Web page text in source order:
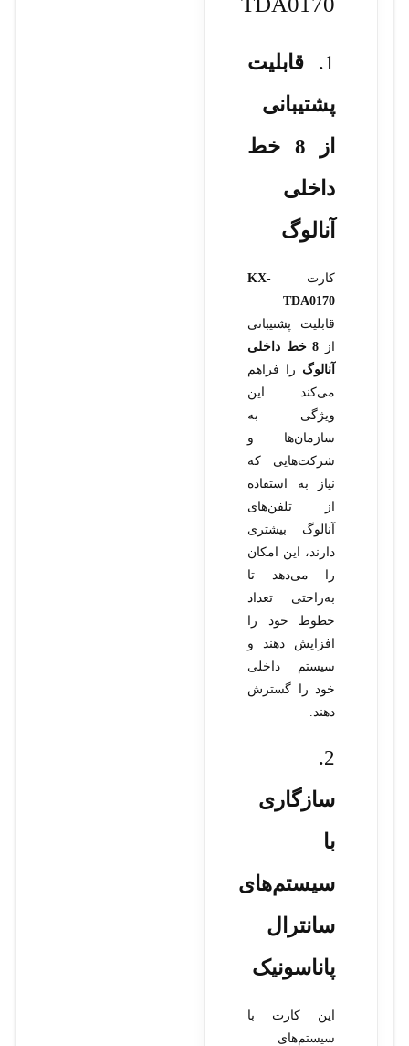
1.
قابلیت
پشتیبانی
از 8 خط
داخلی
آنالوگ
کارت KX-
TDA0170
قابلیت پشتیبانی
از
8 خط داخلی
آنالوگ را فراهم
می‌کند. این
ویژگی به
سازمان‌ها و
شرکت‌هایی که
نیاز به استفاده
از تلفن‌های
آنالوگ بیشتری
دارند، این امکان
را می‌دهد تا
به‌راحتی تعداد
خطوط خود را
افزایش دهند و
سیستم داخلی
خود را گسترش
دهند.
2.
سازگاری
با
سیستم‌های
سانترال
پاناسونیک
این کارت با
سیستم‌های